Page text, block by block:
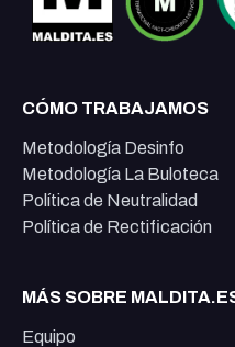
CÓMO TRABAJAMOS
Metodología Desinfo
Metodología La Buloteca
Política de Neutralidad
Política de Rectificación
MÁS SOBRE
Equipo